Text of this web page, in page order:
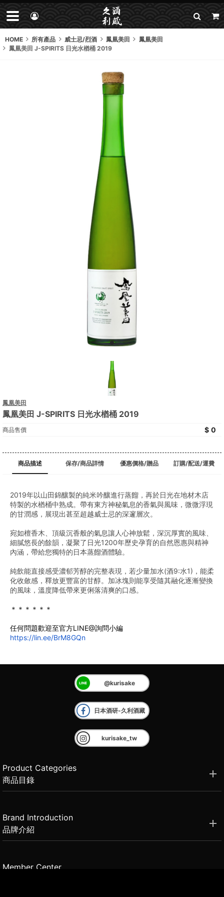
HOME 所有產品 威士忌/烈酒 鳳凰美田
鳳凰美田
鳳凰美田 J-SPIRITS 日光水楢桶 2019
鳳凰美田
鳳凰美田 J-SPIRITS 日光水楢桶 2019
商品售價 0
商品描述 保存/商品詳情 優惠價格/贈品 訂購/配送/運費
2019年以山田錦釀製的純米吟釀進行蒸餾，再於日光在地材木店
特製的水楢桶中熟成。帶有東方神秘氣息的香氣與風味，微微浮現
的甘潤感，展現出甚至超越威士忌的深邃層次。
宛如檀香木、頂級沉香般的氣息讓人心神放鬆，深沉厚實的風味、
細膩悠長的餘韻，凝聚了日光1200年歷史孕育的自然恩惠與精神
內涵，帶給您獨特的日本蒸餾酒體驗。
純飲能直接感受濃郁芳醇的完整表現，若少量加水(酒9:水1)，能柔
化收斂感，釋放更豐富的甘醇。加冰塊則能享受隨其融化逐漸變換
的風味，溫度降低帶來更俐落清爽的口感。
＊＊＊＊＊＊
任何問題歡迎至官方LINE@詢問小編
https://lin.ee/BrM8GQn
@kurisake
日本酒研-久利酒藏
kurisake_tw
Product Categories
商品目錄
Brand Introduction
品牌介紹
Member Center